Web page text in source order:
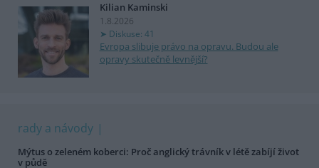
Kilian Kaminski
1.8.2026
Diskuse: 41
Evropa slibuje právo na opravu. Budou ale
opravy skutečně levnější?
rady a návody
Mýtus o zeleném koberci: Proč anglický trávník v létě zabíjí život
v půdě